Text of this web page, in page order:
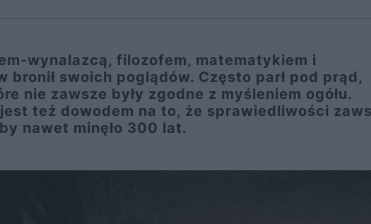
wynalazcą, filozofem, matematykiem i
bronił swoich poglądów. Często parł pod prąd,
nie zawsze były zgodne z myśleniem ogółu.
też dowodem na to, że sprawiedliwości
nawet minęło 300 lat.